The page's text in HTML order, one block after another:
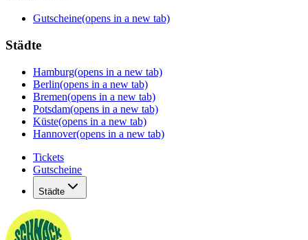
Gutscheine(opens in a new tab)
Städte
Hamburg(opens in a new tab)
Berlin(opens in a new tab)
Bremen(opens in a new tab)
Potsdam(opens in a new tab)
Küste(opens in a new tab)
Hannover(opens in a new tab)
Tickets
Gutscheine
Städte